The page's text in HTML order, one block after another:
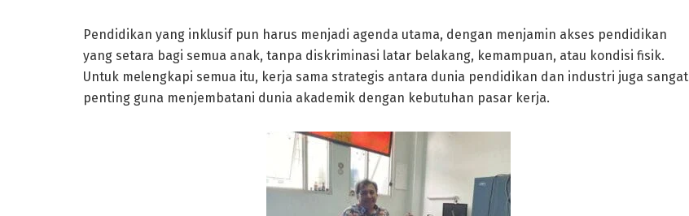
Pendidikan yang inklusif pun harus menjadi agenda utama, dengan menjamin akses pendidikan
yang setara bagi semua anak, tanpa diskriminasi latar belakang, kemampuan, atau kondisi fisik.
Untuk melengkapi semua itu, kerja sama strategis antara dunia pendidikan dan industri juga sangat
penting guna menjembatani dunia akademik dengan kebutuhan pasar kerja.